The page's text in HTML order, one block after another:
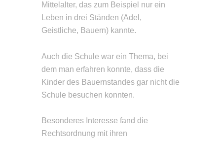
Mittelalter, das zum Beispiel nur ein
Leben in drei Ständen (Adel,
Geistliche, Bauern) kannte.
Auch die Schule war ein Thema, bei
dem man erfahren konnte, dass die
Kinder des Bauernstandes gar nicht die
Schule besuchen konnten.
Besonderes Interesse fand die
Rechtsordnung mit ihren